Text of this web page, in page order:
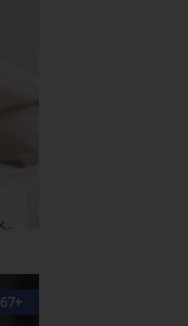
Przeżycie tego pierwszego razu jest bardzo ważnym przeżyciem dla obu stron. Jednak dziewczyny mają swoje oczekiwania, pytania niewiadome, a chłopy swoje. Wiadomo, że dla każdego, kto jeszcze pierwszego stosunku nie przeżył, jest to coś nowego, nieznanego – nie wiadomo kompletnie, czego się spodziewać. Dlatego właśnie dziś postanowiliśmy przybliżyć Wam szereg najbardziej istotnych kwestii.
67+